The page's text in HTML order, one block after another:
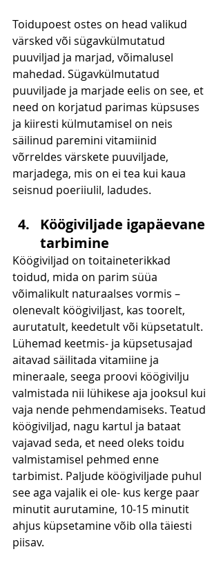
Toidupoest ostes on head valikud
värsked või sügavkülmutatud
puuviljad ja marjad, võimalusel
mahedad. Sügavkülmutatud
puuviljade ja marjade eelis on see, et
need on korjatud parimas küpsuses
ja kiiresti külmutamisel on neis
säilinud paremini vitamiinid
võrreldes värskete puuviljade,
marjadega, mis on ei tea kui kaua
seisnud poeriiulil, ladudes.
Köögiviljade igapäevane
tarbimine
Köögiviljad on toitaineterikkad
toidud, mida on parim süüa
võimalikult naturaalses vormis –
olenevalt köögiviljast, kas toorelt,
aurutatult, keedetult või küpsetatult.
Lühemad keetmis- ja küpsetusajad
aitavad säilitada vitamiine ja
mineraale, seega proovi köögivilju
valmistada nii lühikese aja jooksul kui
vaja nende pehmendamiseks. Teatud
köögiviljad, nagu kartul ja bataat
vajavad seda, et need oleks toidu
valmistamisel pehmed enne
tarbimist. Paljude köögiviljade puhul
see aga vajalik ei ole- kus kerge paar
minutit aurutamine, 10-15 minutit
ahjus küpsetamine võib olla täiesti
piisav.